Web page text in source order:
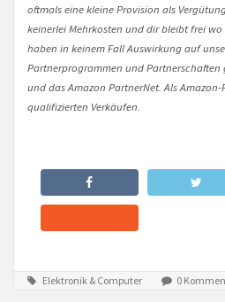
oftmals eine kleine Provision als
keinerlei Mehrkosten und dir bleibt frei wo
haben in keinem Fall Auswirkung auf
Partnerprogrammen und Partnerschaften
und das Amazon PartnerNet. Als
qualifizierten Verkäufen.
Elektronik & Computer 0